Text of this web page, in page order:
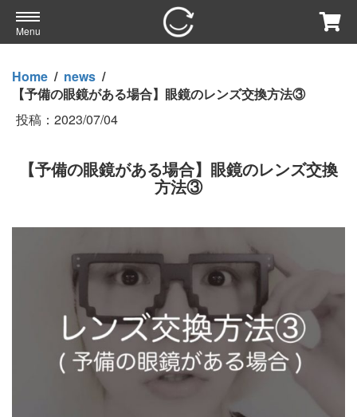
Menu
Home / news /
【予備の眼鏡がある場合】眼鏡のレンズ交換方法③
投稿： 2023/07/04
【予備の眼鏡がある場合】眼鏡のレンズ交換
方法③